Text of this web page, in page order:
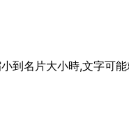
到名片大小時,文字可